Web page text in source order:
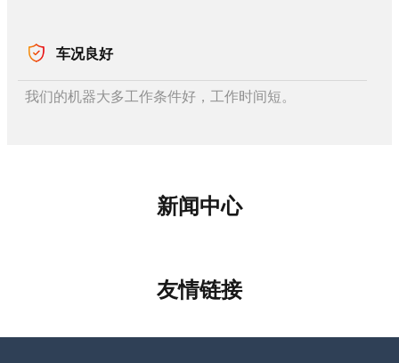
车况良好
我们的机器大多工作条件好，工作时间短。
新闻中心
友情链接